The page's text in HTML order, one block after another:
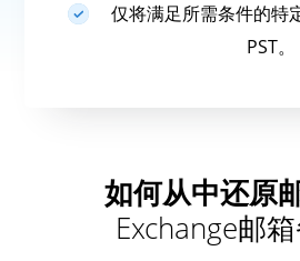
仅将满足所需条件的特
PST。
如何从中还原
Exchange邮箱